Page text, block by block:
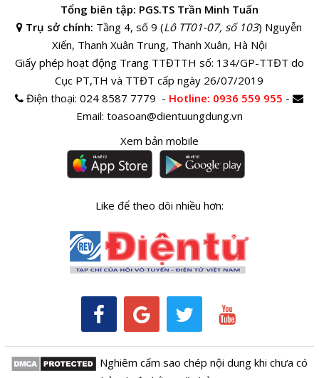
Tổng biên tập: PGS.TS Trần Minh Tuấn
Trụ sở chính: Tầng 4, số 9 (Lô TT01-07, số 103) Nguyễn
Xiển, Thanh Xuân Trung, Thanh Xuân, Hà Nội
Giấy phép hoạt động Trang TTĐTTH số: 134/GP-TTĐT do
Cục PT,TH và TTĐT cấp ngày 26/07/2019
Điện thoại:024 8587 7779 - Hotline: 0936 559 955 -
Email: toasoan@dientuungdung.vn
Xem bản mobile
Like để theo dõi nhiều hơn:
Nghiêm cấm sao chép nội dung khi chưa có